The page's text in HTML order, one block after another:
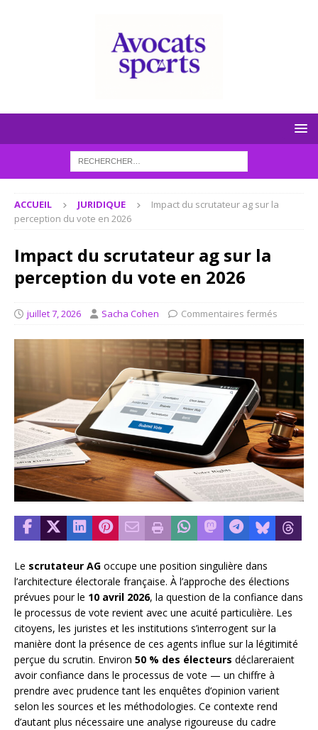
ACCUEIL JURIDIQUE
Impact du scrutateur ag sur la
perception du vote en 2026
Impact du scrutateur ag sur la
perception du vote en 2026
juillet 7, 2026 Sacha Cohen Commentaires fermés
Le scrutateur AG occupe une position singulière dans
l’architecture électorale française. À l’approche des élections
prévues pour le 10 avril 2026, la question de la confiance dans
le processus de vote revient avec une acuité particulière. Les
citoyens, les juristes et les institutions s’interrogent sur la
manière dont la présence de ces agents influe sur la légitimité
perçue du scrutin. Environ 50 % des électeurs déclareraient
avoir confiance dans le processus de vote — un chiffre à
prendre avec prudence tant les enquêtes d’opinion varient
selon les sources et les méthodologies. Ce contexte rend
d’autant plus nécessaire une analyse rigoureuse du cadre